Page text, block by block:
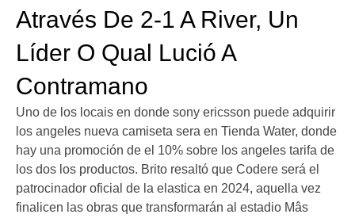
Através De 2-1 A River, Un
Líder O Qual Lució A
Contramano
Uno de los locais en donde sony ericsson puede adquirir
los angeles nueva camiseta sera en Tienda Water, donde
hay una promoción de el 10% sobre los angeles tarifa de
los dos los productos. Brito resaltó que Codere será el
patrocinador oficial de la elastica en 2024, aquella vez
finalicen las obras que transformarán al estadio Mâs